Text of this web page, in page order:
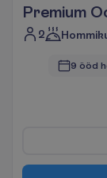
Premium
2
9 ööd